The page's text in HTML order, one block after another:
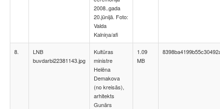
2008..gada
20.jūnijā. Foto:
Valda
Kalniņa/afi
8.
LNB
buvdarbi22381143.jpg
Kultūras
ministre
Helēna
Demakova
(no kreisās),
arhitekts
Gunārs
1.09
MB